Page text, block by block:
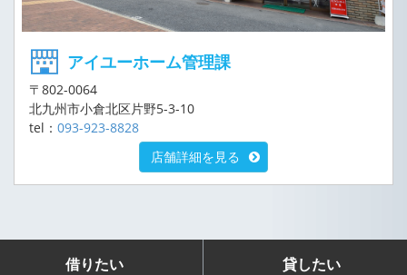
アイユーホーム管理課
〒802-0064
北九州市小倉北区片野5-3-10
tel： 093-923-8828
店舗詳細を見る
借りたい 貸したい